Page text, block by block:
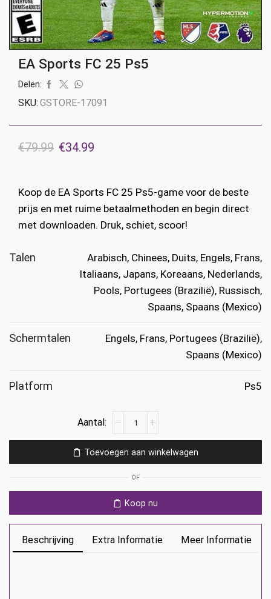
EA Sports FC 25 Ps5
Delen:
SKU: GSTORE-17091
€79.99 Oorspronkelijke
was:
€79.99.
€34.99
is:
€34.99.
Koop de EA Sports FC 25 Ps5-game voor de beste
prijs en met ruime betaalmethoden en begin direct
met downloaden. Druk, schiet, scoor!
Talen
Arabisch, Chinees, Duits, Engels, Frans,
Italiaans, Japans, Koreaans, Nederlands,
Pools, Portugees (Brazilië), Russisch,
Spaans, Spaans (Mexico)
Schermtalen
Engels, Frans, Portugees (Brazilië),
Spaans (Mexico)
Platform Ps5
FC
25
Toevoegen aan winkelwagen
OF
Koop nu
Beschrijving Extra Informatie Meer Informatie